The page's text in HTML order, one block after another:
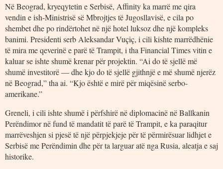
Në Beograd, kryeqytetin e Serbisë, Affinity ka marrë me qira
vendin e ish-Ministrisë së Mbrojtjes të Jugosllavisë, e cila po
shembet dhe po rindërtohet në një hotel luksoz dhe një kompleks
banimi. Presidenti serb Aleksandar Vuçiç, i cili kishte marrëdhënie
të mira me qeverinë e parë të Trampit, i tha Financial Times vitin e
kaluar se ishte shumë krenar për projektin. “Ai do të sjellë më
shumë investitorë — dhe kjo do të sjellë gjithnjë e më shumë njerëz
në Beograd,” tha ai. “Kjo është e mirë për miqësinë serbo-
amerikane.”
Greneli, i cili ishte shumë i përfshirë në diplomacinë në Ballkanin
Perëndimor në fund të mandatit të parë të Trampit, e ka paraqitur
marrëveshjen si pjesë të një përpjekjeje për të përmirësuar lidhjet e
Serbisë me Perëndimin dhe për ta larguar atë nga Rusia, aleatja e saj
historike.